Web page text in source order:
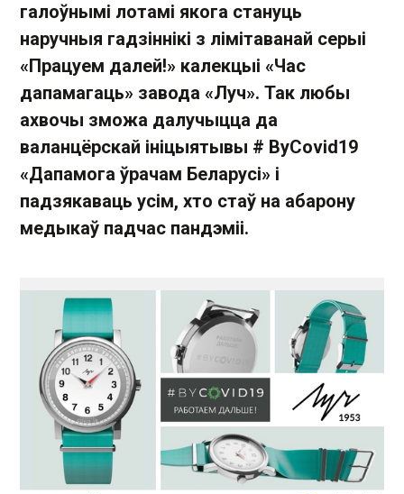
галоўнымі лотамі якога стануць
наручныя гадзіннікі з лімітаванай серыі
«Працуем далей!» калекцыі «Час
дапамагаць» завода «Луч». Так любы
ахвочы зможа далучыцца да
валанцёрскай ініцыятывы # ByCovid19
«Дапамога ўрачам Беларусі» і
падзякаваць усім, хто стаў на абарону
медыкаў падчас пандэміі.